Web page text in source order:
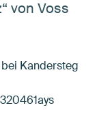
von Voss
Kandersteg